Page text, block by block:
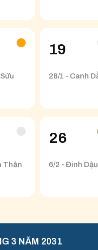
19
28/1 - Canh
Thân
26
6/2 - Đinh Dậu
3 NĂM 2031